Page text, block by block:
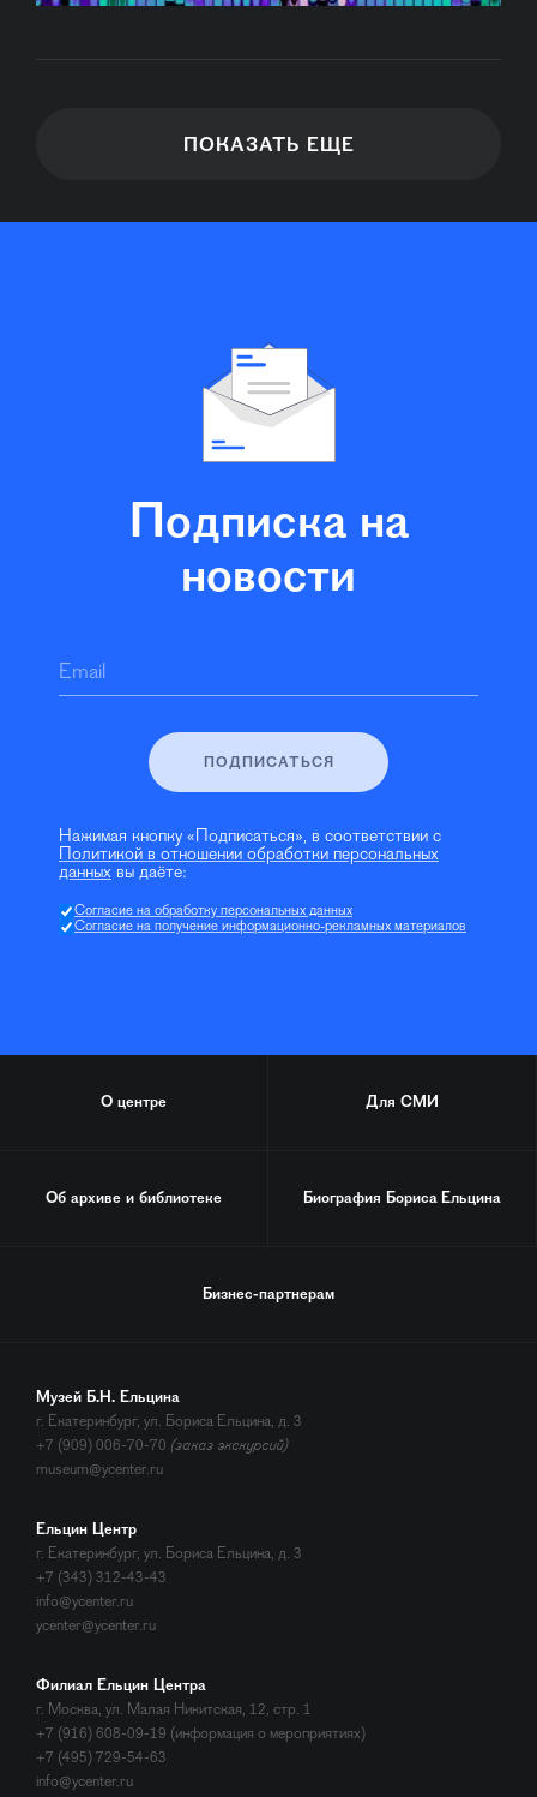
ПОКАЗАТЬ ЕЩЕ
Подписка на
новости
Email
ПОДПИСАТЬСЯ
Нажимая кнопку «Подписаться», в соответствии с
Политикой в отношении обработки персональных
данных вы даёте:
Согласие на обработку персональных данных
Согласие на получение информационно-рекламных материалов
О центре Для СМИ
Об архиве и библиотеке Биография Бориса Ельцина
Бизнес-партнерам
Музей Б.Н. Ельцина
г. Екатеринбург, ул. Бориса Ельцина, д. 3
+7 (909) 006-70-70 (заказ экскурсий)
museum@ycenter.ru
Ельцин Центр
г. Екатеринбург, ул. Бориса Ельцина, д. 3
+7 (343) 312-43-43
info@ycenter.ru
ycenter@ycenter.ru
Филиал Ельцин Центра
г. Москва, ул. Малая Никитская, 12, стр. 1
+7 (916) 608-09-19 (информация о мероприятиях)
+7 (495) 729-54-63
info@ycenter.ru